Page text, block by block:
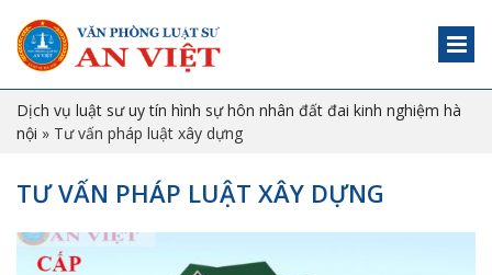
Dịch vụ luật sư uy tín hình sự hôn nhân đất đai kinh nghiệm hà
nội » Tư vấn pháp luật xây dựng
TƯ VẤN PHÁP LUẬT XÂY DỰNG